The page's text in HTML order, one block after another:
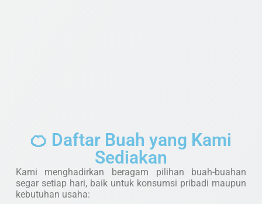
🍊 Daftar Buah yang Kami
Sediakan
Kami menghadirkan beragam pilihan buah-buahan
segar setiap hari, baik untuk konsumsi pribadi maupun
kebutuhan usaha: